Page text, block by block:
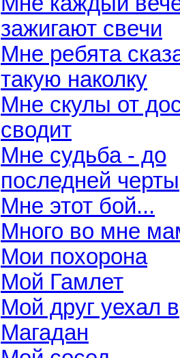
зажигают свечи
Мне ребята
такую наколку
Мне скулы от
сводит
Мне судьба - до
последней черты
Мне этот бой...
Много во мне
Мои похорона
Мой Гамлет
Мой друг уехал в
Магадан